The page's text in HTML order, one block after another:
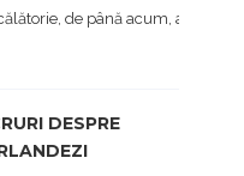
de până acum, a
DESPRE